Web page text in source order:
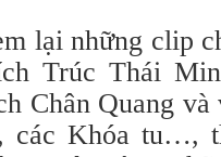
lại những clip
Trúc Thái
Chân Quang
các Khóa tu…,